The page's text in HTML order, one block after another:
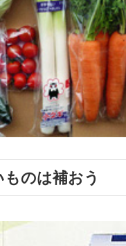
のは補おう